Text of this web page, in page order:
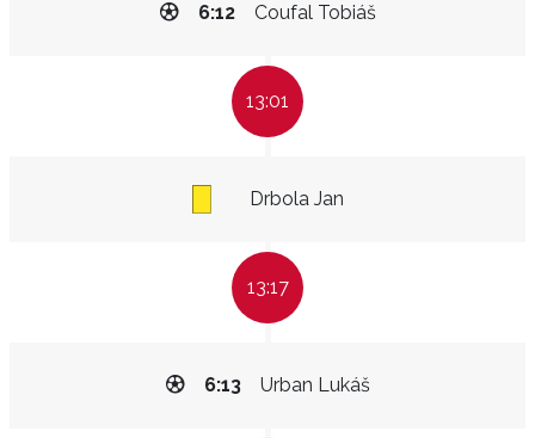
Coufal Tobiáš
6:12
13:01
Drbola Jan
13:17
Urban Lukáš
6:13